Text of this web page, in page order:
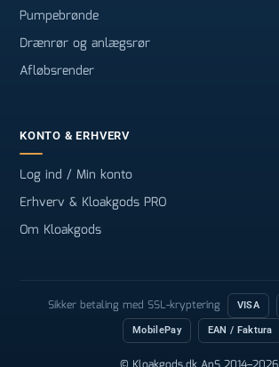
Pumpebrønde
Drænrør og anlægsrør
Afløbsrender
KONTO & ERHVERV
Log ind / Min konto
Erhverv & Kloakgods PRO
Om Kloakgods
Sikker betaling med SSL-kryptering VISA
MobilePay EAN / Faktura